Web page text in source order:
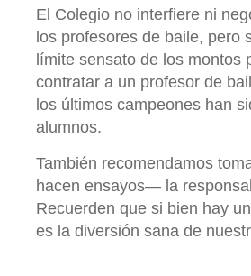
El Colegio no interfiere ni
los profesores de baile, pero
límite sensato de los
contratar a un profesor de
los últimos campeones han
alumnos.
También recomendamos
hacen ensayos— la
Recuerden que si bien hay
es la diversión sana de